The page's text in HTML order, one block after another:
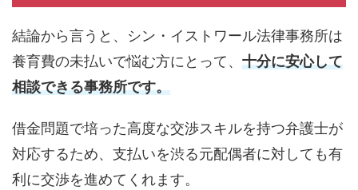
結論から言うと、シン・イストワール法律事務所は
養育費の未払いで悩む方にとって、 十分に安心して
相談できる事務所です。
借金問題で培った高度な交渉スキルを持つ弁護士が
対応するため、支払いを渋る元配偶者に対しても有
利に交渉を進めてくれます。